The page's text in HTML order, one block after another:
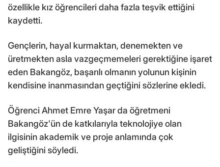
özellikle kız öğrencileri daha fazla teşvik ettiğini
kaydetti.
Gençlerin, hayal kurmaktan, denemekten ve
üretmekten asla vazgeçmemeleri gerektiğine işaret
eden Bakangöz, başarılı olmanın yolunun kişinin
kendisine inanmasından geçtiğini sözlerine ekledi.
Öğrenci Ahmet Emre Yaşar da öğretmeni
Bakangöz'ün de katkılarıyla teknolojiye olan
ilgisinin akademik ve proje anlamında çok
geliştiğini söyledi.